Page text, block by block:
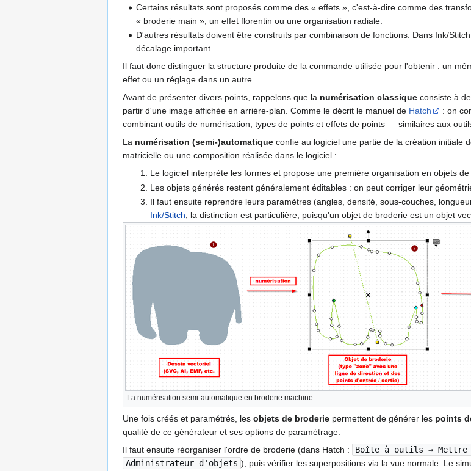
Certains résultats sont proposés comme des « effets », c'est-à-dire comme des
« broderie main », un effet florentin ou une organisation radiale.
D'autres résultats doivent être construits par combinaison de fonctions. Dans Ink/
décalage important.
Il faut donc distinguer la structure produite de la commande utilisée pour l'obtenir : un
effet ou un réglage dans un autre.
Avant de présenter divers points, rappelons que la numérisation classique consiste à
partir d'une image affichée en arrière-plan. Comme le décrit le manuel de Hatch
: on
combinant outils de numérisation, types de points et effets de points — similaires aux
La numérisation (semi-)automatique confie au logiciel une partie de la création initiale
matricielle ou une composition réalisée dans le logiciel :
Le logiciel interprète les formes et propose une première organisation en objets de
Les objets générés restent généralement éditables : on peut corriger leur
Il faut ensuite reprendre leurs paramètres (angles, densité, sous-couches,
Ink/Stitch , la distinction est particulière, puisqu'un objet de broderie est un objet
La numérisation semi-automatique en broderie machine
Une fois créés et paramétrés, les objets de broderie permettent de générer les points
qualité de ce générateur et ses options de paramétrage.
Il faut ensuite réorganiser l'ordre de broderie (dans Hatch :
Boîte à outils → Mettre
Administrateur d'objets ), puis vérifier les superpositions via la vue normale. Le